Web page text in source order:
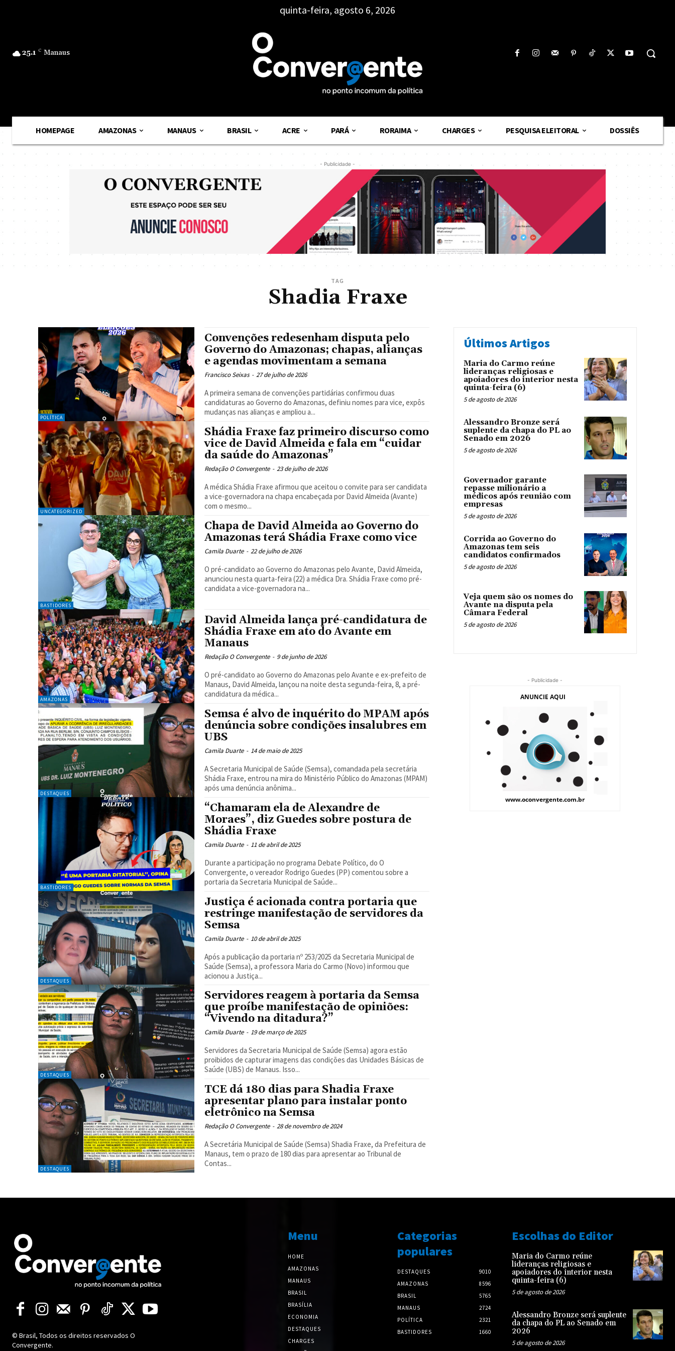
25.1 C Manaus
quinta-feira, agosto 6, 2026
HOMEPAGE AMAZONAS MANAUS BRASIL ACRE PARÁ RORAIMA CHARGES PESQUISA ELEITORAL DOSSIÊS
- Publicidade -
TAG
Shadia Fraxe
POLÍTICA
Convenções redesenham disputa pelo
Governo do Amazonas; chapas, alianças
e agendas movimentam a semana
Francisco Seixas - 27 de julho de 2026
A primeira semana de convenções partidárias confirmou duas
candidaturas ao Governo do Amazonas, definiu nomes para vice, expôs
mudanças nas alianças e ampliou a...
UNCATEGORIZED
Shádia Fraxe faz primeiro discurso como
vice de David Almeida e fala em “cuidar
da saúde do Amazonas”
Redação O Convergente - 23 de julho de 2026
A médica Shádia Fraxe afirmou que aceitou o convite para ser candidata
a vice-governadora na chapa encabeçada por David Almeida (Avante)
com o mesmo...
BASTIDORES
Chapa de David Almeida ao Governo do
Amazonas terá Shádia Fraxe como vice
Camila Duarte - 22 de julho de 2026
O pré-candidato ao Governo do Amazonas pelo Avante, David Almeida,
anunciou nesta quarta-feira (22) a médica Dra. Shádia Fraxe como pré-
candidata a vice-governadora na...
AMAZONAS
David Almeida lança pré-candidatura de
Shádia Fraxe em ato do Avante em
Manaus
Redação O Convergente - 9 de junho de 2026
O pré-candidato ao Governo do Amazonas pelo Avante e ex-prefeito de
Manaus, David Almeida, lançou na noite desta segunda-feira, 8, a pré-
candidatura da médica...
DESTAQUES
Semsa é alvo de inquérito do MPAM após
denúncia sobre condições insalubres em
UBS
Camila Duarte - 14 de maio de 2025
A Secretaria Municipal de Saúde (Semsa), comandada pela secretária
Shádia Fraxe, entrou na mira do Ministério Público do Amazonas (MPAM)
após uma denúncia anônima...
BASTIDORES
“Chamaram ela de Alexandre de
Moraes”, diz Guedes sobre postura de
Shádia Fraxe
Camila Duarte - 11 de abril de 2025
Durante a participação no programa Debate Político, do O
Convergente, o vereador Rodrigo Guedes (PP) comentou sobre a
portaria da Secretaria Municipal de Saúde...
DESTAQUES
Justiça é acionada contra portaria que
restringe manifestação de servidores da
Semsa
Camila Duarte - 10 de abril de 2025
Após a publicação da portaria nº 253/2025 da Secretaria Municipal de
Saúde (Semsa), a professora Maria do Carmo (Novo) informou que
acionou a Justiça...
DESTAQUES
Servidores reagem à portaria da Semsa
que proíbe manifestação de opiniões:
“Vivendo na ditadura?”
Camila Duarte - 19 de março de 2025
Servidores da Secretaria Municipal de Saúde (Semsa) agora estão
proibidos de capturar imagens das condições das Unidades Básicas de
Saúde (UBS) de Manaus. Isso...
DESTAQUES
TCE dá 180 dias para Shadia Fraxe
apresentar plano para instalar ponto
eletrônico na Semsa
Redação O Convergente - 28 de novembro de 2024
A Secretária Municipal de Saúde (Semsa) Shadia Fraxe, da Prefeitura de
Manaus, tem o prazo de 180 dias para apresentar ao Tribunal de
Contas...
Últimos Artigos
Maria do Carmo reúne
lideranças religiosas e
apoiadores do interior nesta
quinta-feira (6)
5 de agosto de 2026
Alessandro Bronze será
suplente da chapa do PL ao
Senado em 2026
5 de agosto de 2026
Governador garante
repasse milionário a
médicos após reunião com
empresas
5 de agosto de 2026
Corrida ao Governo do
Amazonas tem seis
candidatos confirmados
5 de agosto de 2026
Veja quem são os nomes do
Avante na disputa pela
Câmara Federal
5 de agosto de 2026
- Publicidade -
© Brasil, Todos os direitos reservados O
Convergente.
Menu
HOME
AMAZONAS
MANAUS
BRASIL
BRASÍLIA
ECONOMIA
DESTAQUES
CHARGES
Categorias
populares
DESTAQUES
9010
AMAZONAS
8596
BRASIL
5765
MANAUS
2724
POLÍTICA
2321
BASTIDORES
1660
Escolhas do Editor
Maria do Carmo reúne
lideranças religiosas e
apoiadores do interior nesta
quinta-feira (6)
5 de agosto de 2026
Alessandro Bronze será suplente
da chapa do PL ao Senado em
2026
5 de agosto de 2026